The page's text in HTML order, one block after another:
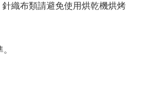
織布類請避免使用烘乾機烘烤